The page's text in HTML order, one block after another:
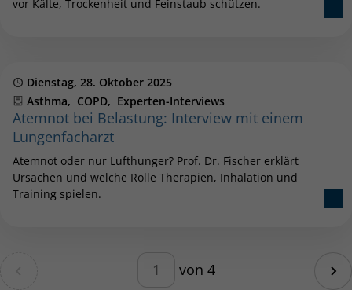
vor Kälte, Trockenheit und Feinstaub schützen.
Publiziert
Dienstag, 28. Oktober 2025
Kategorien
Asthma COPD Experten-Interviews
Atemnot bei Belastung: Interview mit einem
Lungenfacharzt
Atemnot oder nur Lufthunger? Prof. Dr. Fischer erklärt
Ursachen und welche Rolle Therapien, Inhalation und
Training spielen.
Blätterfunktion – geben Sie
von 4